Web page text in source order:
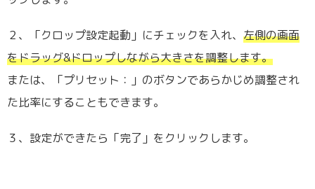
２、「クロップ設定起動」にチェックを入れ、 左側の画面
をドラッグ&ドロップしながら大きさを調整します。
または、「プリセット：」のボタンであらかじめ調整され
た比率にすることもできます。
３、設定ができたら「完了」をクリックします。